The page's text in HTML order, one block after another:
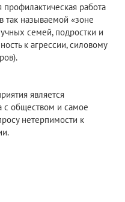
работа
так называемой «зоне
семей, подростки и
к агрессии, силовому
является
с обществом и самое
нетерпимости к